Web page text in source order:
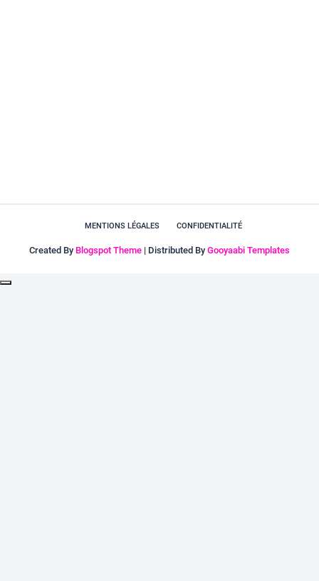
MENTIONS LÉGALES CONFIDENTIALITÉ
Created By Blogspot Theme | Distributed By Gooyaabi Templates